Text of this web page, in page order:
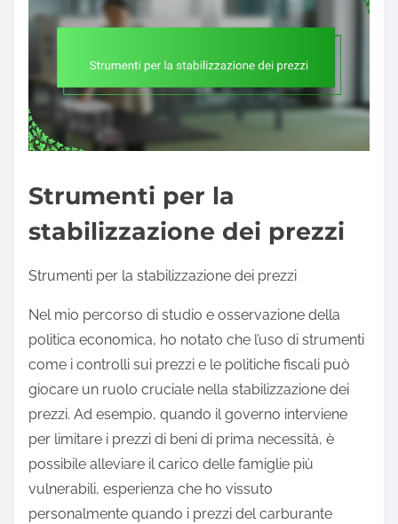
Strumenti per la
stabilizzazione dei prezzi
Strumenti per la stabilizzazione dei prezzi
Nel mio percorso di studio e osservazione della
politica economica, ho notato che l’uso di strumenti
come i controlli sui prezzi e le politiche fiscali può
giocare un ruolo cruciale nella stabilizzazione dei
prezzi. Ad esempio, quando il governo interviene
per limitare i prezzi di beni di prima necessità, è
possibile alleviare il carico delle famiglie più
vulnerabili, esperienza che ho vissuto
personalmente quando i prezzi del carburante